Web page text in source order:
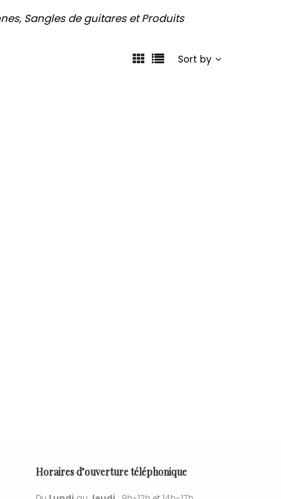
Sangles de guitares et Produits
Sort by
Horaires d’ouverture téléphonique